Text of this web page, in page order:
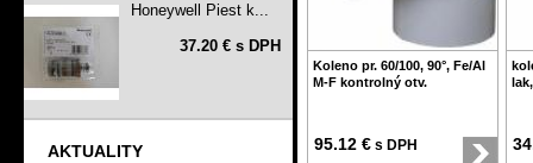
Honeywell Piest k...
37.20 € s DPH
AKTUALITY
Koleno pr. 60/100, 90°, Fe/Al
M-F kontrolný otv.
95.12 € s DPH